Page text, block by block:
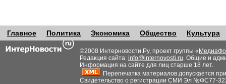
Главное Политика Экономика Общество Культура
©2008 Интерновости.Ру, проект группы «
Редакция сайта: info@internovosti.ru. Общие и
Информация на сайте для лиц старше 18 лет.
Перепечатка материалов допускается
Свидетельство о регистрации СМИ Эл №ФС77-